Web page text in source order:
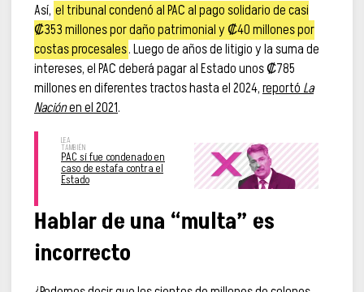
Así, el tribunal condenó al PAC al pago solidario de casi
₡353 millones por daño patrimonial y ₡40 millones por
costas procesales. Luego de años de litigio y la suma de
intereses, el PAC deberá pagar al Estado unos ₡785
millones en diferentes tractos hasta el 2024,reportóLa
Naciónen el 2021.
PAC sí fue condenado en
caso de estafa contra el
Estado
Hablar de una “multa” es
incorrecto